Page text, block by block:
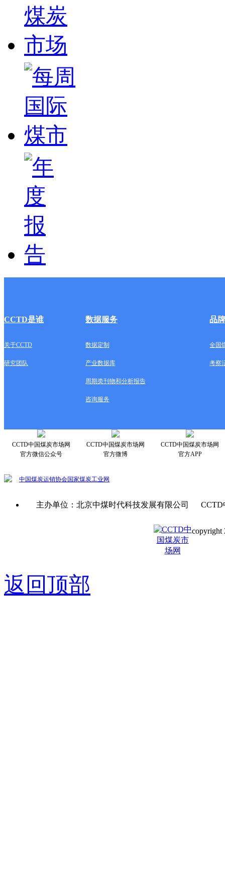
CCTD是谁 数据服务 品
关于CCTD 数据定制 全国
研究团队 产业数据库 考察
周期类刊物和分析报告
咨询服务
CCTD中国煤炭市场网
官方微信公众号
CCTD中国煤炭市场网
官方微博
CCTD中国煤炭市场网
官方APP
中国煤炭运销协会国家煤炭工业网
主办单位：北京中煤时代科技发展有限公司
copyright
返回顶部